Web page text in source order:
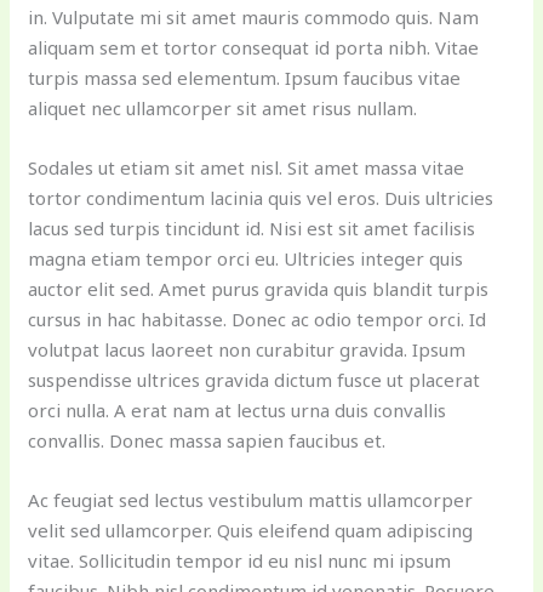
in. Vulputate mi sit amet mauris commodo quis. Nam
aliquam sem et tortor consequat id porta nibh. Vitae
turpis massa sed elementum. Ipsum faucibus vitae
aliquet nec ullamcorper sit amet risus nullam.
Sodales ut etiam sit amet nisl. Sit amet massa vitae
tortor condimentum lacinia quis vel eros. Duis ultricies
lacus sed turpis tincidunt id. Nisi est sit amet facilisis
magna etiam tempor orci eu. Ultricies integer quis
auctor elit sed. Amet purus gravida quis blandit turpis
cursus in hac habitasse. Donec ac odio tempor orci. Id
volutpat lacus laoreet non curabitur gravida. Ipsum
suspendisse ultrices gravida dictum fusce ut placerat
orci nulla. A erat nam at lectus urna duis convallis
convallis. Donec massa sapien faucibus et.
Ac feugiat sed lectus vestibulum mattis ullamcorper
velit sed ullamcorper. Quis eleifend quam adipiscing
vitae. Sollicitudin tempor id eu nisl nunc mi ipsum